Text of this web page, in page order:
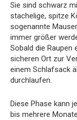
Sie sind schwarz
stachelige, spitze
sogenannte
immer größer
Sobald die Raupen
sicheren Ort zur
einem Schlafsack
durchlaufen.
Diese Phase kann
bis mehrere